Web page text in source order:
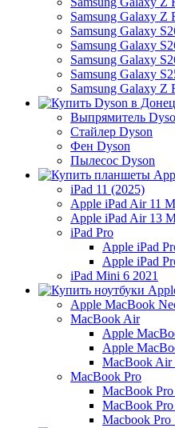
Samsung Galaxy Z
Samsung Galaxy
Samsung Galaxy
Samsung Galaxy
Samsung Galaxy
Samsung Galaxy Z
Выпрямитель
Стайлер Dyson
Фен Dyson
Пылесос Dyson
iPad 11 (2025)
Apple iPad Air 11
Apple iPad Air 13
iPad Pro
Apple iPad
Apple iPad
iPad Mini 6 2021
Apple MacBook
MacBook Air
Apple
Apple
MacBook Air
MacBook Pro
MacBook
MacBook
Macbook Pro